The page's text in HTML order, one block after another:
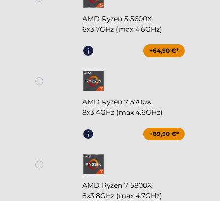
AMD Ryzen 5 5600X
6x3.7GHz (max 4.6GHz)
+64,90 €*
AMD Ryzen 7 5700X
8x3.4GHz (max 4.6GHz)
+89,90 €*
AMD Ryzen 7 5800X
8x3.8GHz (max 4.7GHz)